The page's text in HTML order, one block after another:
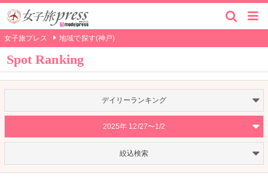
女子旅プレス 地域で探す(神戸)
Spot Ranking
デイリーランキング
2025年 12/27〜1/2
絞込検索